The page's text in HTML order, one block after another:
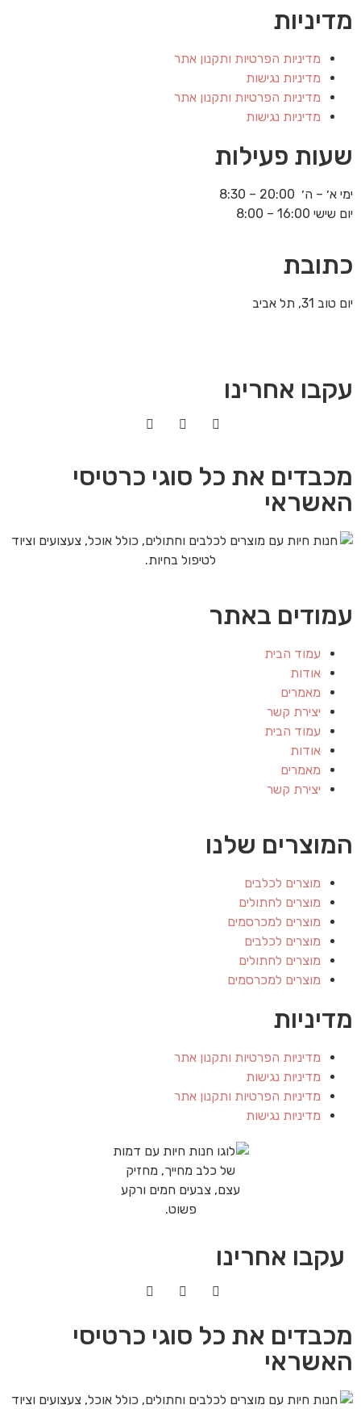
מדיניות
מדיניות הפרטיות ותקנון אתר
מדיניות נגישות
מדיניות הפרטיות ותקנון אתר
מדיניות נגישות
שעות פעילות
ימי א׳ – ה׳ 20:00 – 8:30
יום שישי 16:00 – 8:00
כתובת
יום טוב 31, תל אביב
עקבו אחרינו
מכבדים את כל סוגי כרטיסי
האשראי
עמודים באתר
עמוד הבית
אודות
מאמרים
יצירת קשר
עמוד הבית
אודות
מאמרים
יצירת קשר
המוצרים שלנו
מוצרים לכלבים
מוצרים לחתולים
מוצרים למכרסמים
מוצרים לכלבים
מוצרים לחתולים
מוצרים למכרסמים
מדיניות
מדיניות הפרטיות ותקנון אתר
מדיניות נגישות
מדיניות הפרטיות ותקנון אתר
מדיניות נגישות
עקבו אחרינו
מכבדים את כל סוגי כרטיסי
האשראי